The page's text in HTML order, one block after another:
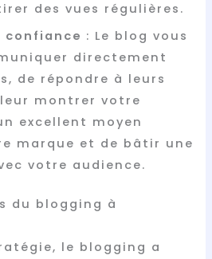
des vues régulières.
confiance : Le blog vous
directement
de répondre à leurs
montrer votre
excellent moyen
marque et de bâtir une
votre audience.
du blogging à
le blogging a